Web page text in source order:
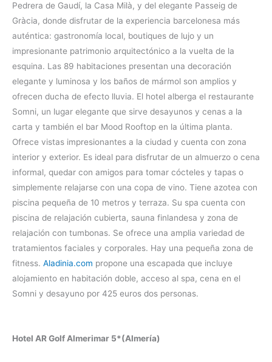
Pedrera de Gaudí, la Casa Milà, y del elegante Passeig de
Gràcia, donde disfrutar de la experiencia barcelonesa más
auténtica: gastronomía local, boutiques de lujo y un
impresionante patrimonio arquitectónico a la vuelta de la
esquina. Las 89 habitaciones presentan una decoración
elegante y luminosa y los baños de mármol son amplios y
ofrecen ducha de efecto lluvia. El hotel alberga el restaurante
Somni, un lugar elegante que sirve desayunos y cenas a la
carta y también el bar Mood Rooftop en la última planta.
Ofrece vistas impresionantes a la ciudad y cuenta con zona
interior y exterior. Es ideal para disfrutar de un almuerzo o cena
informal, quedar con amigos para tomar cócteles y tapas o
simplemente relajarse con una copa de vino. Tiene azotea con
piscina pequeña de 10 metros y terraza. Su spa cuenta con
piscina de relajación cubierta, sauna finlandesa y zona de
relajación con tumbonas. Se ofrece una amplia variedad de
tratamientos faciales y corporales. Hay una pequeña zona de
fitness. Aladinia.com propone una escapada que incluye
alojamiento en habitación doble, acceso al spa, cena en el
Somni y desayuno por 425 euros dos personas.
Hotel AR Golf Almerimar 5*(Almería)